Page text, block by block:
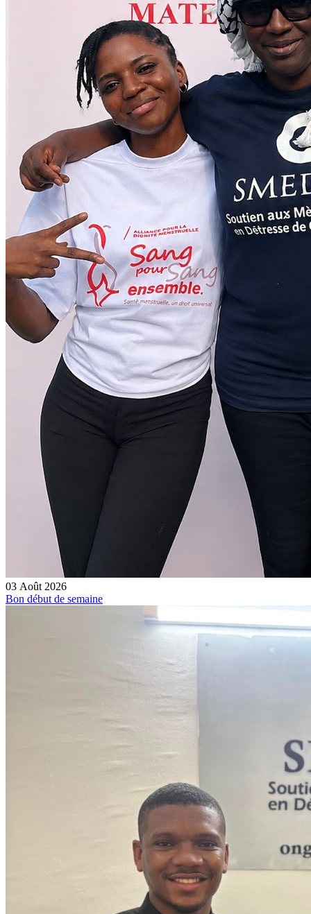
03 Août 2026
Bon début de semaine